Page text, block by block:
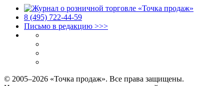
8 (495) 722‑44‑59
Письмо в редакцию >>>
© 2005–2026 «Точка продаж». Все права защищены.